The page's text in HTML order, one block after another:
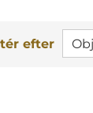
efter